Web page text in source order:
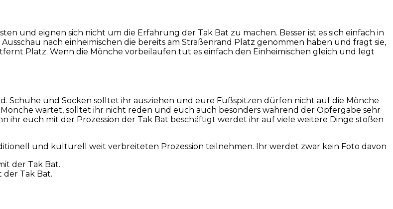
Tak Bat.
und eignen sich nicht um die Erfahrung der Tak Bat zu machen. Besser ist es sich einfach in
nach einheimischen die bereits am Straßenrand Platz genommen haben und fragt sie,
Platz. Wenn die Mönche vorbeilaufen tut es einfach den Einheimischen gleich und legt
Schuhe und Socken solltet ihr ausziehen und eure Fußspitzen dürfen nicht auf die Mönche
wartet, solltet ihr nicht reden und euch auch besonders während der Opfergabe sehr
ihr euch mit der Prozession der Tak Bat beschäftigt werdet ihr auf viele weitere Dinge stoßen
und kulturell weit verbreiteten Prozession teilnehmen. Ihr werdet zwar kein Foto davon